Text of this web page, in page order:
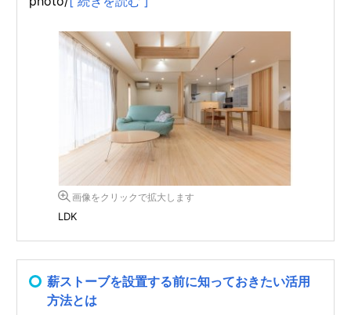
画像をクリックで拡大します
LDK
薪ストーブを設置する前に知っておきたい活用
方法とは